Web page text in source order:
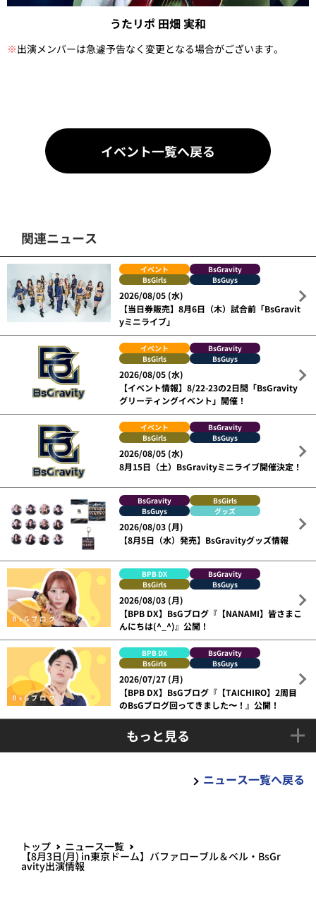
うたリポ 田畑 実和
※出演メンバーは急遽予告なく変更となる場合がございます。
イベント一覧へ戻る
関連ニュース
イベント
BsGravity
BsGirls
BsGuys
2026/08/05 (水)
【当日券販売】8月6日（木）試合前「BsGravit
yミニライブ」
イベント
BsGravity
BsGirls
BsGuys
2026/08/05 (水)
【イベント情報】8/22-23の2日間「BsGravity
グリーティングイベント」開催！
イベント
BsGravity
BsGirls
BsGuys
2026/08/05 (水)
8月15日（土）BsGravityミニライブ開催決定！
BsGravity
BsGirls
BsGuys
グッズ
2026/08/03 (月)
【8月5日（水）発売】BsGravityグッズ情報
BPB DX
BsGravity
BsGirls
BsGuys
2026/08/03 (月)
【BPB DX】BsGブログ『【NANAMI】皆さまこ
んにちは(^_^)』公開！
BPB DX
BsGravity
BsGirls
BsGuys
2026/07/27 (月)
【BPB DX】BsGブログ『【TAICHIRO】2周目
のBsGブログ回ってきました〜！』公開！
もっと見る
ニュース一覧へ戻る
トップ ニュース一覧
【8月3日(月) in東京ドーム】バファローブル＆ベル・BsGr
avity出演情報